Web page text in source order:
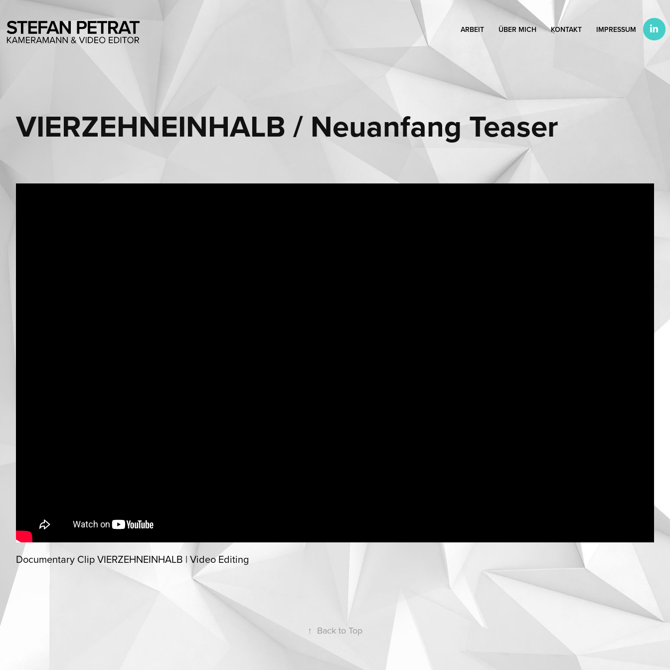
ARBEIT ÜBER MICH KONTAKT IMPRESSUM
VIERZEHNEINHALB / Neuanfang Teaser
Documentary Clip VIERZEHNEINHALB | Video Editing
↑ Back to Top